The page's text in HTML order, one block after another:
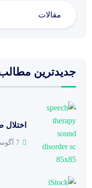
مقالات
جدیدترین
7 آگوست 2026